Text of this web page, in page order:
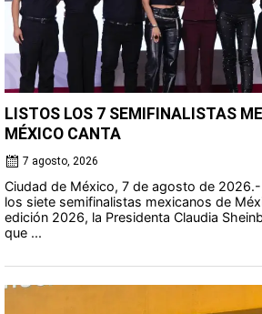
LISTOS LOS 7 SEMIFINALISTAS
MÉXICO CANTA
7 agosto, 2026
Ciudad de México, 7 de agosto de
los siete semifinalistas mexicanos de
edición 2026, la Presidenta Claudia
que ...